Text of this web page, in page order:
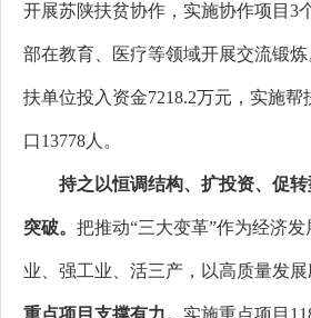
开展苏陕扶贫协作 ，实施协作项目3
部在教育、医疗等领域开展交流锻炼
扶单位投入资金7218.2万元，实施帮
口13778人。
持之以恒调结构、扩投资、促
突破。 把推动“三大变革”作为经济
业、强工业、活三产，以高质量发展
重点项目支撑有力。 实施重点项目